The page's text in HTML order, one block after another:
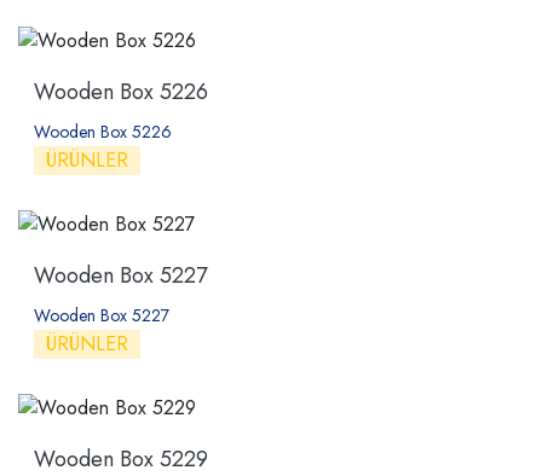
Wooden Box 5226
Wooden Box 5226
ÜRÜNLER
Wooden Box 5227
Wooden Box 5227
ÜRÜNLER
Wooden Box 5229